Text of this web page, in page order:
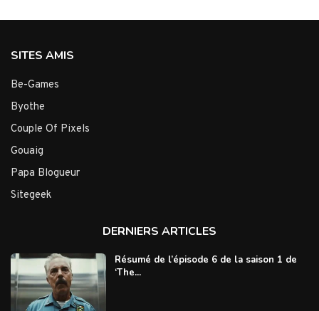
SITES AMIS
Be-Games
Byothe
Couple Of Pixels
Gouaig
Papa Blogueur
Sitegeek
DERNIERS ARTICLES
Résumé de l’épisode 6 de la saison 1 de
‘The...